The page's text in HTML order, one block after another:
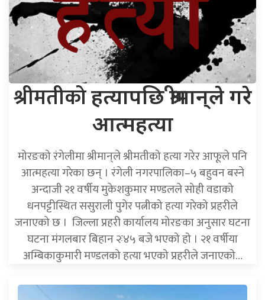
श्रीमतीकोहत्यापछि श्रीमान्‌ले गरे
आत्महत्या
मोरङको रंगेलीमा श्रीमान्‌ले श्रीमतीको हत्या गरेर आफूले पनि
आत्महत्या गरेका छन् । रंगेली नगरपालिका–५ बहुवन बस्ने
अन्दाजी २१ वर्षीय मुकेशकुमार मण्डलले सोही वडाको
धनपट्टीस्थित ससुराली पुगेर पत्नीको हत्या गरेको प्रहरीले
जनाएको छ । जिल्ला प्रहरी कार्यालय मोरङका अनुसार घटना
घटना मंगलबार बिहान २ः४५ बजे भएको हो । २१ वर्षीया
अम्बिकाकुमारी मण्डलको हत्या भएको प्रहरीले जनाएको…